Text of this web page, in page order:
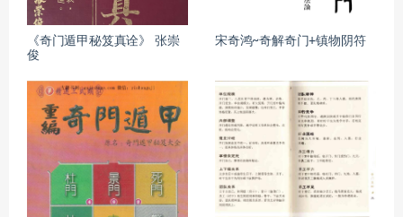
《奇门遁甲秘笈真诠》 张崇
俊
宋奇鸿~奇解奇门+镇物阴符